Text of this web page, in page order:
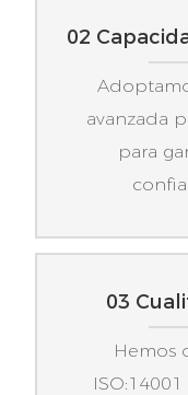
02
avanzada
para
03
Hemos